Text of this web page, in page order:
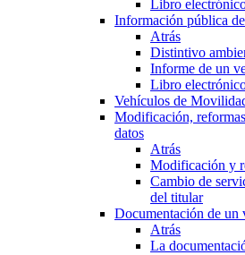
Libro
Información pública
Atrás
Distintivo
Informe de un
Libro
Vehículos de
Modificación,
datos
Atrás
Modificación y
Cambio de
del titular
Documentación de un
Atrás
La